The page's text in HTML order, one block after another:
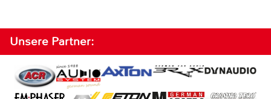
Unsere Partner: